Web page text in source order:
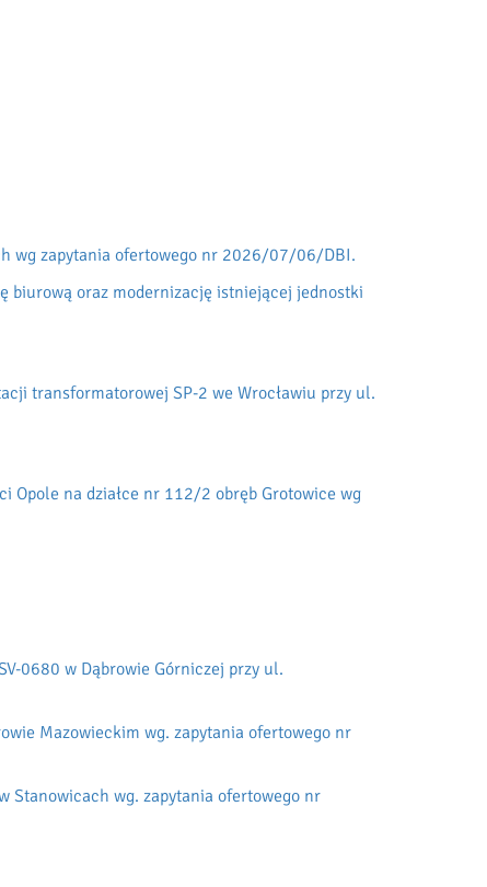
wg zapytania ofertowego nr 2026/07/06/DBI.
biurową oraz modernizację istniejącej jednostki
transformatorowej SP-2 we Wrocławiu przy ul.
Opole na działce nr 112/2 obręb Grotowice wg
0680 w Dąbrowie Górniczej przy ul.
Mazowieckim wg. zapytania ofertowego nr
Stanowicach wg. zapytania ofertowego nr